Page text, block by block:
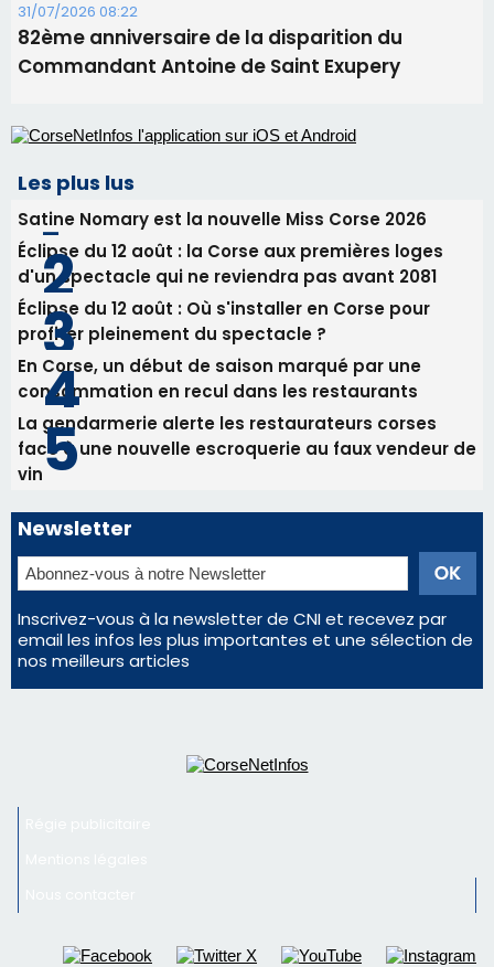
31/07/2026 08:22
82ème anniversaire de la disparition du
Commandant Antoine de Saint Exupery
Les plus lus
Satine Nomary est la nouvelle Miss Corse 2026
Éclipse du 12 août : la Corse aux premières loges
d'un spectacle qui ne reviendra pas avant 2081
Éclipse du 12 août : Où s'installer en Corse pour
profiter pleinement du spectacle ?
En Corse, un début de saison marqué par une
consommation en recul dans les restaurants
La gendarmerie alerte les restaurateurs corses
face à une nouvelle escroquerie au faux vendeur de
vin
Newsletter
Inscrivez-vous à la newsletter de CNI et recevez par
email les infos les plus importantes et une sélection de
nos meilleurs articles